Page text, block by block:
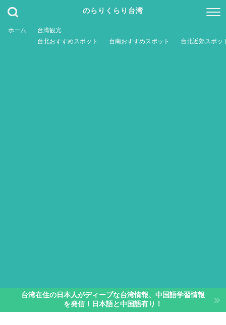
のらりくらり台湾
ホーム
台湾観光
台北おすすめスポット
台南おすすめスポット 台北近郊スポッ
台湾在住の日本人がディープな台湾情報、中国語学習情報
を発信！日本語と中国語有り！